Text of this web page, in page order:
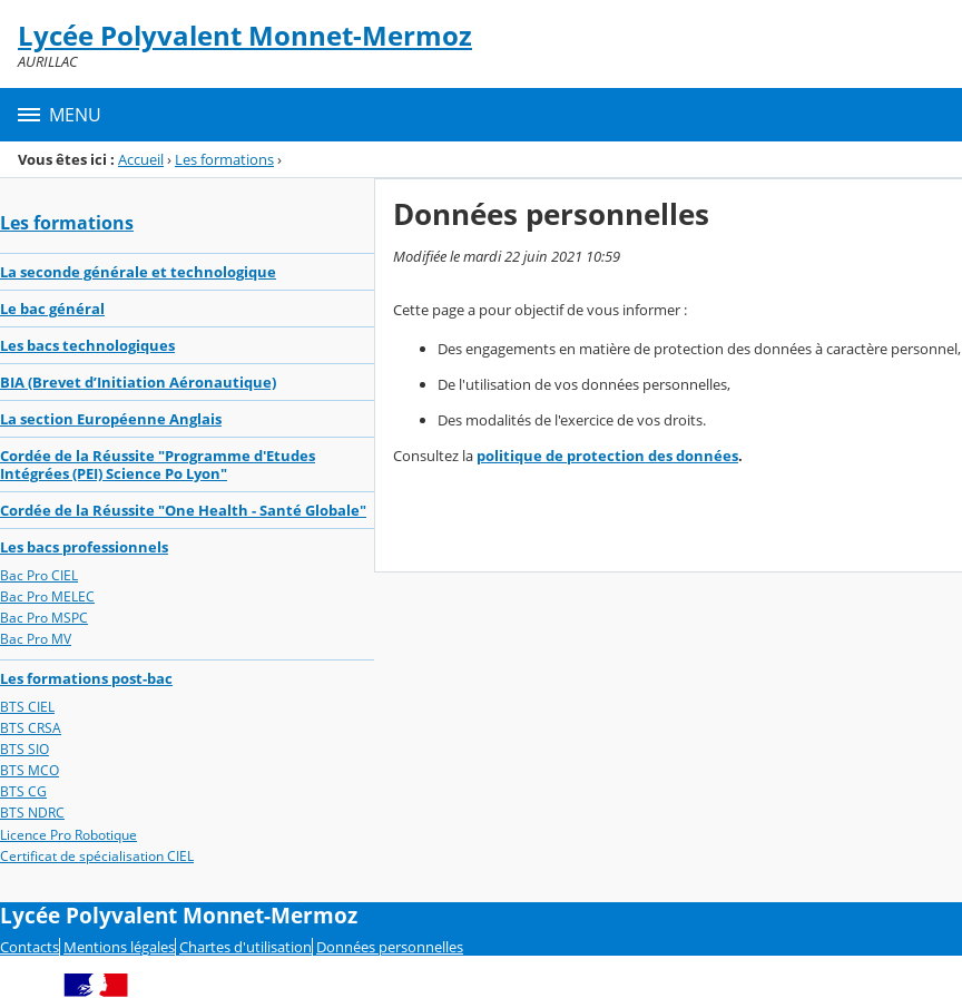
Menu de la rubrique
Contenu
Lycée Polyvalent Monnet-Mermoz
AURILLAC
MENU
Vous êtes ici : Accueil› Les formations›
Les formations
La seconde générale et technologique
Le bac général
Les bacs technologiques
BIA (Brevet d’Initiation Aéronautique)
La section Européenne Anglais
Cordée de la Réussite "Programme d'Etudes
Intégrées (PEI) Science Po Lyon"
Cordée de la Réussite "One Health - Santé Globale"
Les bacs professionnels
Bac Pro CIEL
Bac Pro MELEC
Bac Pro MSPC
Bac Pro MV
Les formations post-bac
BTS CIEL
BTS CRSA
BTS SIO
BTS MCO
BTS CG
BTS NDRC
Licence Pro Robotique
Certificat de spécialisation CIEL
Données personnelles
Modifiée le mardi 22 juin 2021 10:59
Cette page a pour objectif de vous informer :
Des engagements en matière de protection des données à caractère personnel,
De l'utilisation de vos données personnelles,
Des modalités de l'exercice de vos droits.
Consultez la politique de protection des données.
Lycée Polyvalent Monnet-Mermoz
Contacts Mentions légales Chartes d'utilisation Données personnelles